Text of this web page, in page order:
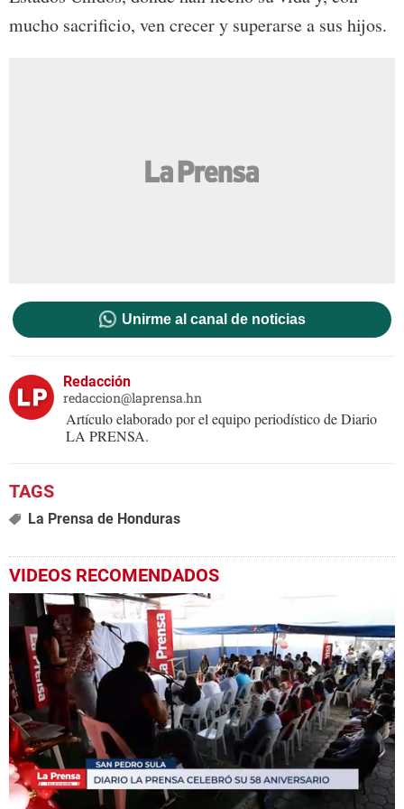
mucho sacrificio, ven crecer y superarse a sus hijos.
Unirme al canal de noticias
Redacción
redaccion@laprensa.hn
Artículo elaborado por el equipo periodístico de Diario
LA PRENSA.
La Prensa de Honduras
VIDEOS RECOMENDADOS